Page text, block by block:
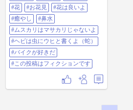
😽） その前にお昼ご飯でジュゴン
のお肉をみんなで食べてから桜の
お花見大会🍖🌸😽 まずは辰野落し
子神社へ⛩️⁉️ （辰水神社だったか
な…😹） ここには今年の干支の動
物が祀られていて大きなヘビさん
が居ました🐍 え〜ちゃんがまずバ
イク事参拝に✨🏍️💨 するとトグロ
巻いたヘビさんがイキナリえ〜ち
と思ったらヘビさんえ〜ちゃんに
#花
#お花見
#花は良いよ
#癒やし
#鼻水
#ムスカリはマサカリじゃないよ
#ヘビは虫にウヒと書くよ（蛇）
#バイクが好きだ
#この投稿はフィクションです